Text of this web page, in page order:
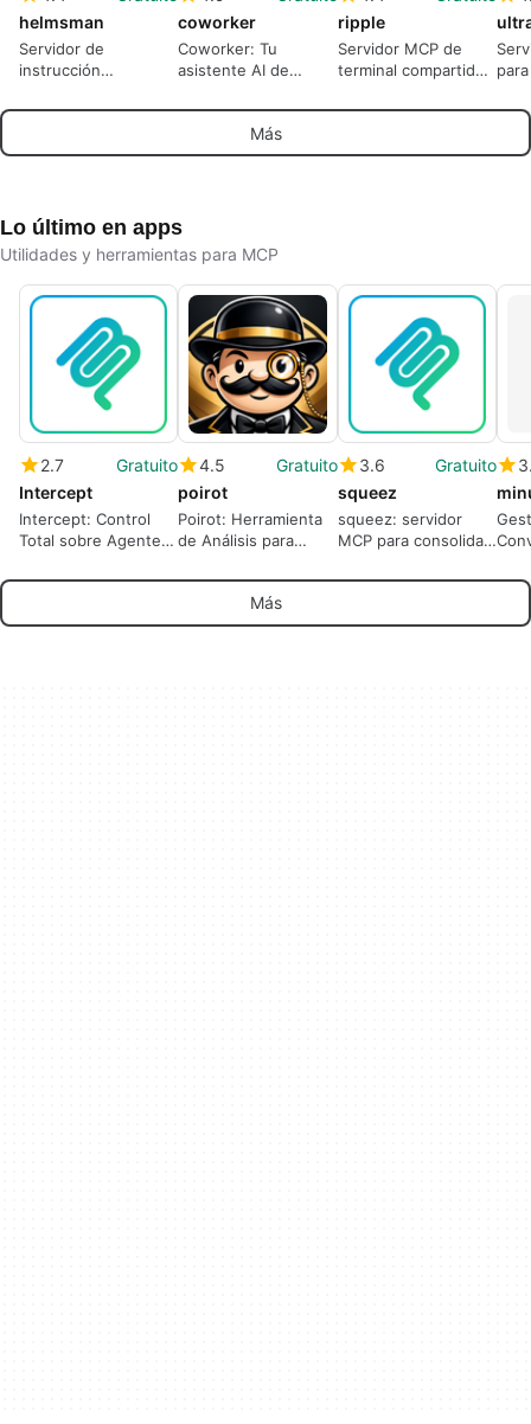
helmsman
Servidor de
instrucción
localiza mensajes a
coworker
Coworker: Tu
asistente AI de
ripple
Servidor MCP de
terminal compartido
asistido por IA visible
Más
Lo último en apps
Utilidades y herramientas para MCP
2.7
Gratuito
Intercept
Intercept: Control
Total sobre Agentes
4.5
Gratuito
poirot
Poirot: Herramienta
de Análisis para
3.6
Gratuito
squeez
squeez: servidor
MCP para consolidar
código del proyecto
Más